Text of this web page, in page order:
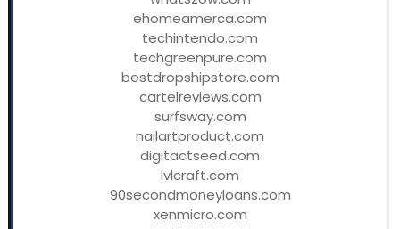
ehomeamerca.com
techintendo.com
techgreenpure.com
bestdropshipstore.com
cartelreviews.com
surfsway.com
nailartproduct.com
digitactseed.com
lvlcraft.com
90secondmoneyloans.com
xenmicro.com